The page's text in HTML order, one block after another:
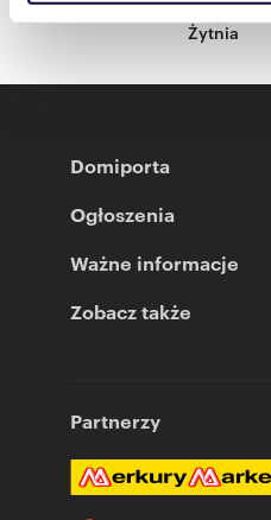
Partnerzy mogą połączyć
Żytnia
Domiporta
Ogłoszenia
Ważne informacje
Zobacz także
Partnerzy